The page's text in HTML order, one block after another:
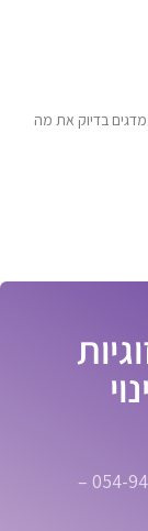
בדיוק את מה
השאירו כאן פרטים או התקשרו 054-9455660 –